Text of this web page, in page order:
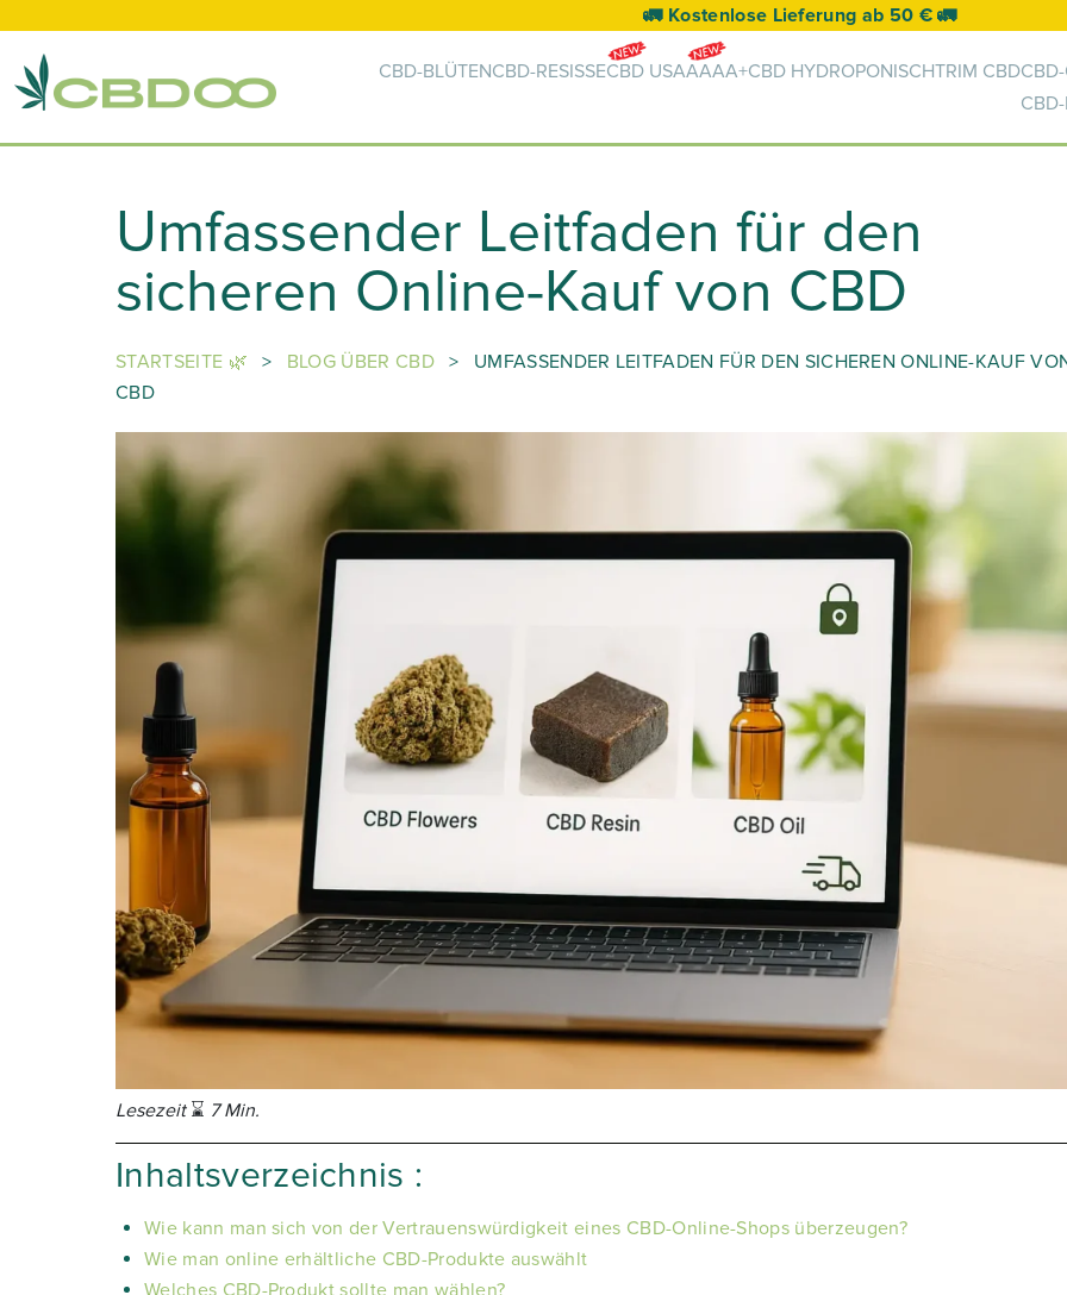
🚛 Kostenlose Lieferung ab 50 € 🚛
CBD-BLÜTENCBD-RESISSECBD USAAAAA+CBD HYDROPONISCHTRIM CBD
Umfassender Leitfaden für den
sicheren Online-Kauf von CBD
STARTSEITE 🌿 > BLOG ÜBER CBD >
UMFASSENDER LEITFADEN FÜR DEN SICHEREN ONLINE-KAUF
CBD
Lesezeit ⌛ 7 Min.
Inhaltsverzeichnis :
Wie kann man sich von der Vertrauenswürdigkeit eines CBD-Online-Shops überzeugen?
Wie man online erhältliche CBD-Produkte auswählt
Welches CBD-Produkt sollte man wählen?